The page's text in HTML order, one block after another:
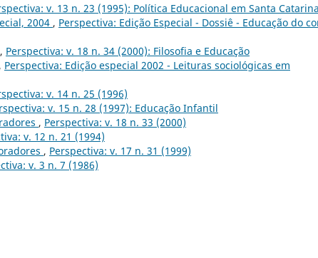
v. 13 n. 23 (1995): Política Educacional em Santa Catarina
2004 , Perspectiva: Edição Especial - Dossiê - Educação do
, Perspectiva: v. 18 n. 34 (2000): Filosofia e Educação
, Perspectiva: Edição especial 2002 - Leituras sociológicas em
v. 14 n. 25 (1996)
v. 15 n. 28 (1997): Educação Infantil
, Perspectiva: v. 18 n. 33 (2000)
v. 12 n. 21 (1994)
, Perspectiva: v. 17 n. 31 (1999)
v. 3 n. 7 (1986)